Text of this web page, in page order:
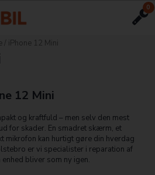
0
iPhone 12 Mini
12 Mini
og kraftfuld – men selv den mest
for skader. En smadret skærm, et
mikrofon kan hurtigt gøre din hverdag
er vi specialister i reparation af
bliver som ny igen.